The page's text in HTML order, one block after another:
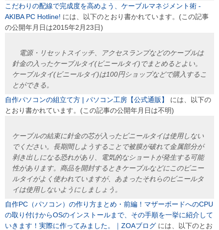
こだわりの配線で完成度を高めよう、ケーブルマネジメント術 -
AKIBA PC Hotline! には、以下のとおり書かれています。(この記事
の公開年月日は2015年2月23日)
電源・リセットスイッチ、アクセスランプなどのケーブルは
針金の入ったケーブルタイ(ビニールタイ)でまとめるとよい。
ケーブルタイ(ビニールタイ)は100円ショップなどで購入するこ
とができる。
自作パソコンの組立て方 | パソコン工房【公式通販】
には、以下の
とおり書かれています。(この記事の公開年月日は不明)
ケーブルの結束に針金の芯が入ったビニールタイは使用しない
でください。長期間しようすることで被膜が破れて金属部分が
剥き出しになる恐れがあり、電気的なショートが発生する可能
性があります。商品を開封するときケーブルなどにこのビニー
ルタイがよく使われていますが、あまったそれらのビニールタ
イは使用しないようにしましょう。
自作PC（パソコン）の作り方まとめ・前編！マザーボードへのCPU
の取り付けからOSのインストールまで、その手順を一挙に紹介して
いきます！実際に作ってみました。｜ZOAブログ には、以下のとお